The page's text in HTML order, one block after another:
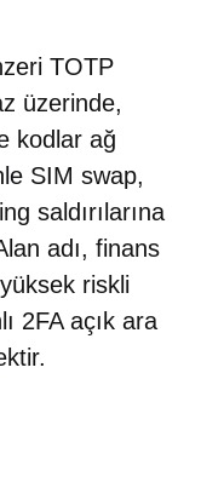
TOTP
üzerinde,
kodlar ağ
SIM swap,
saldırılarına
adı, finans
riskli
2FA açık ara